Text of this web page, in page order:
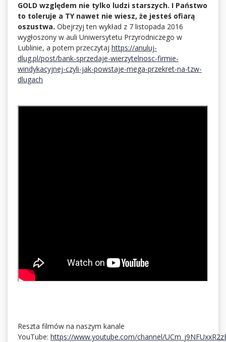
GOLD względem nie tylko ludzi starszych. I Państwo
to toleruje a TY nawet nie wiesz, że jesteś ofiarą
oszustwa. Obejrzyj ten wykład z 7 listopada 2016
wygłoszony w auli Uniwersytetu Przyrodniczego w
Lublinie, a potem przeczytaj https://anuluj-
dlug.pl/post/bank-sprzedaje-wierzytelnosc-firmie-
windykacyjnej-czyli-jak-powstaje-mega-przekret-na-tzw-
dlugach
Reszta filmów na naszym kanale
YouTube: https://www.youtube.com/channel/